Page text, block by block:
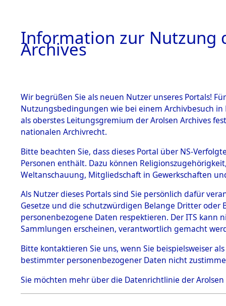
BESTÄNDE
1.
Inhaftierungsdoku
mente
1.2.9 Beim ITS
Effekten
1.2.9.1
Effekten aus
dem KZ
Dachau
1.2.9.2
Effekten aus
dem KZ
Bayerisches
0025
Information zur Nutzung
Archives
Wir begrüßen Sie als neuen Nutzer unseres Portals!
Nutzungsbedingungen wie bei einem Archivbesuch
als oberstes Leitungsgremium der Arolsen Archives
nationalen Archivrecht.
Bitte beachten Sie, dass dieses Portal über NS-
Personen enthält. Dazu können
Weltanschauung, Mitgliedschaft in Gewerkschaften
Als Nutzer dieses Portals sind Sie persönlich dafür
Gesetze und die schutzwürdigen Belange Dritter
personenbezogene Daten respektieren. Der ITS
Sammlungen erscheinen, verantwortlich gemacht
Bitte kontaktieren Sie uns, wenn Sie beispielsweiser
bestimmter personenbezogener Daten nicht
Sie möchten mehr über die Datenrichtlinie der Arolsen